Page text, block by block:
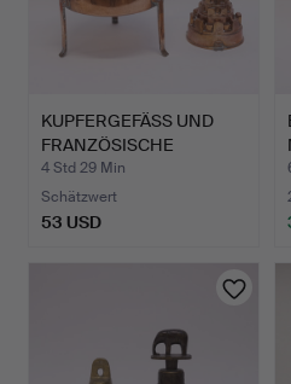
KUPFERGEFÄSS UND
FRANZÖSISCHE
PUDDINGFORM,…
4 Std 29 Min
Schätzwert
53 USD